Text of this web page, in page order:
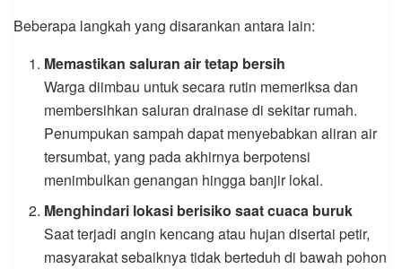
Beberapa langkah yang disarankan antara lain:
Memastikan saluran air tetap bersih
Warga diimbau untuk secara rutin memeriksa dan
membersihkan saluran drainase di sekitar rumah.
Penumpukan sampah dapat menyebabkan aliran air
tersumbat, yang pada akhirnya berpotensi
menimbulkan genangan hingga banjir lokal.
Menghindari lokasi berisiko saat cuaca buruk
Saat terjadi angin kencang atau hujan disertai petir,
masyarakat sebaiknya tidak berteduh di bawah pohon